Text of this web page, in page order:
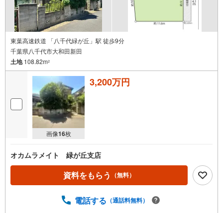
東葉高速鉄道 「八千代緑が丘」駅 徒歩9分
千葉県八千代市大和田新田
土地108.82m2
画像16枚
3,200万円
オカムラメイト 緑が丘支店
資料をもらう （無料）
電話する （通話料無料）